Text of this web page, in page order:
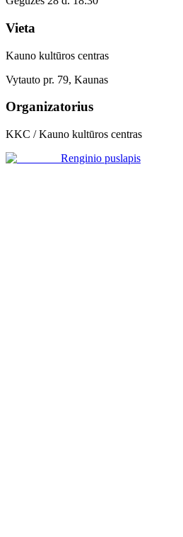
Vieta
Kauno kultūros centras
Vytauto pr. 79, Kaunas
Organizatorius
KKC / Kauno kultūros centras
Renginio puslapis